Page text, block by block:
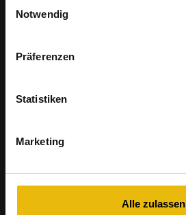
Notwendig
Präferenzen
Statistiken
Marketing
Alle zulassen